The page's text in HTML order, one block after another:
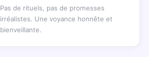
Pas de rituels, pas de promesses
irréalistes. Une voyance honnête et
bienveillante.